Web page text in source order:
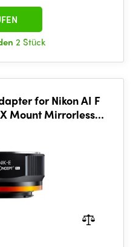
2 Stück
for Nikon AI F
Mount Mirrorless